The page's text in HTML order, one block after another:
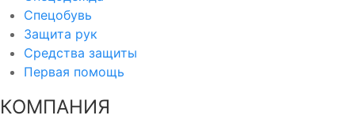
Спецобувь
Защита рук
Средства защиты
Первая помощь
КОМПАНИЯ